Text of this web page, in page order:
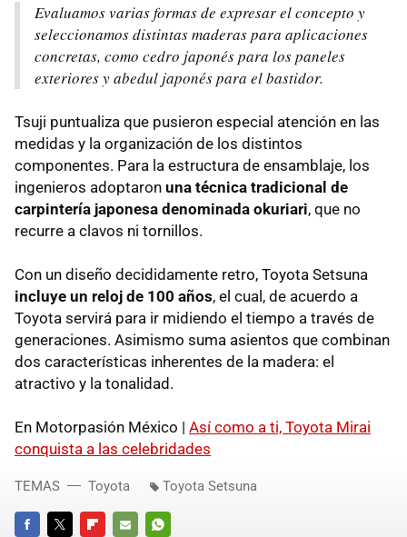
Evaluamos varias formas de expresar el concepto y
seleccionamos distintas maderas para aplicaciones
concretas, como cedro japonés para los paneles
exteriores y abedul japonés para el bastidor.
Tsuji puntualiza que pusieron especial atención en las
medidas y la organización de los distintos
componentes. Para la estructura de ensamblaje, los
ingenieros adoptaron una técnica tradicional de
carpintería japonesa denominada okuriari, que no
recurre a clavos ni tornillos.
Con un diseño decididamente retro, Toyota Setsuna
incluye un reloj de 100 años, el cual, de acuerdo a
Toyota servirá para ir midiendo el tiempo a través de
generaciones. Asimismo suma asientos que combinan
dos características inherentes de la madera: el
atractivo y la tonalidad.
En Motorpasión México | Así como a ti, Toyota Mirai
conquista a las celebridades
TEMAS Toyota Toyota Setsuna